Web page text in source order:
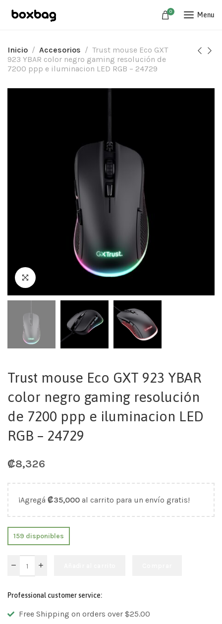
0 Menu
Inicio Accesorios
Trust mouse Eco GXT
923 YBAR color negro gaming resolución de
7200 ppp e iluminacion LED RGB – 24729
Trust mouse Eco GXT 923 YBAR
color negro gaming resolución
de 7200 ppp e iluminacion LED
RGB – 24729
₡8,326
¡Agregá ₡35,000 al carrito para un envío gratis!
159 disponibles
Professional customer service:
Free Shipping on orders over $25.00